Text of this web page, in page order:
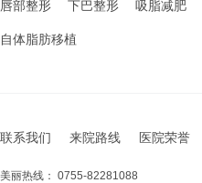
唇部整形 下巴整形 吸脂减肥
自体脂肪移植
联系我们 来院路线 医院荣誉
美丽热线： 0755-82281088